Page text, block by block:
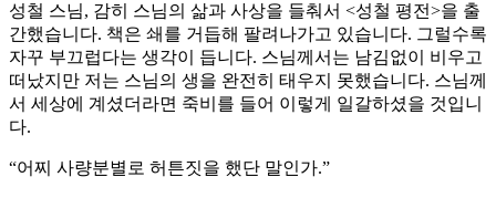
성철 스님, 감히 스님의 삶과 사상을 들춰서 <성철 평전>을 출
간했습니다. 책은 쇄를 거듭해 팔려나가고 있습니다. 그럴수록
자꾸 부끄럽다는 생각이 듭니다. 스님께서는 남김없이 비우고
떠났지만 저는 스님의 생을 완전히 태우지 못했습니다. 스님께
서 세상에 계셨더라면 죽비를 들어 이렇게 일갈하셨을 것입니
다.
“어찌 사량분별로 허튼짓을 했단 말인가.”